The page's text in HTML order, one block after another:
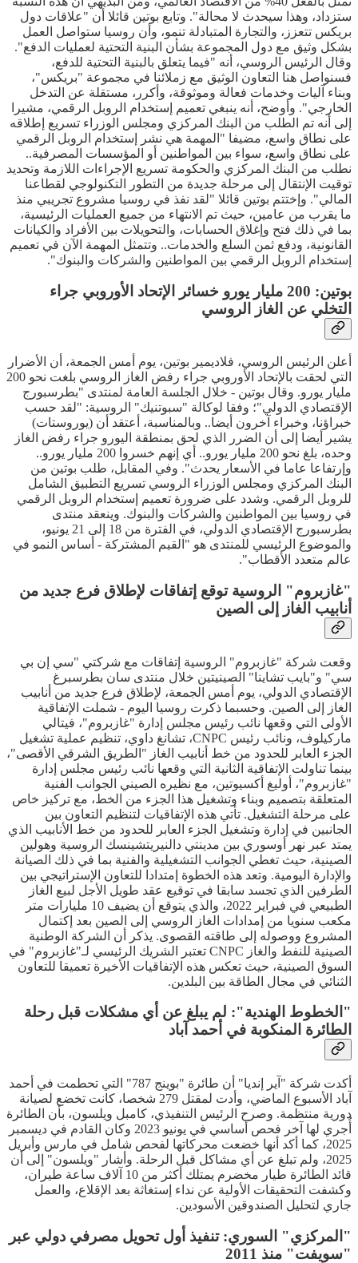
ستزداد، وهذا سيحدث لا محالة". وتابع بوتين قائلا أن "علاقات دول
بريكس تتعزز، والتجارة المتبادلة تنمو، وأن روسيا ستواصل العمل
بشكل وثيق مع دول المجموعة بشأن البنية التحتية لعمليات الدفع".
وقال الرئيس الروسي، أنه "فيما يتعلق بالبنية التحتية للدفع،
فسنواصل هنا التعاون الوثيق مع زملائنا في مجموعة "بريكس"،
وبناء آليات وخدمات فعالة وموثوقة، وأكرر، مستقلة عن التدخل
الخارجي". وأوضح، أنه ينبغي تعميم إستخدام الروبل الرقمي، مشيرا
إلى أنه تم الطلب من البنك المركزي ومجلس الوزراء تسريع إطلاقه
على نطاق واسع، مضيفا "المهمة هي نشر إستخدام الروبل الرقمي
على نطاق واسع، سواء بين المواطنين أو المؤسسات المصرفية..
نطلب من البنك المركزي والحكومة تسريع الإجراءات اللازمة وتحديد
توقيت الإنتقال إلى مرحلة جديدة من التطور التكنولوجي لقطاعنا
المالي". وإختتم بوتين قائلا "لقد نفذ في روسيا مشروع تجريبي منذ
ما يقرب من عامين، حيث تم الانتهاء من جميع العمليات الرئيسية،
بما في ذلك فتح وإغلاق الحسابات، والتحويلات بين الأفراد والكيانات
القانونية، ودفع ثمن السلع والخدمات.. وتتمثل المهمة الآن في تعميم
إستخدام الروبل الرقمي بين المواطنين والشركات والبنوك".
بوتين: 200 مليار يورو خسائر الإتحاد الأوروبي جراء
التخلي عن الغاز الروسي
أعلن الرئيس الروسي، فلاديمير بوتين، يوم أمس الجمعة، أن الأضرار
التي لحقت بالإتحاد الأوروبي جراء رفض الغاز الروسي بلغت نحو 200
مليار يورو. وقال بوتين - خلال الجلسة العامة لمنتدى "بطرسبورج
الإقتصادي الدولي"؛ وفقا لوكالة "سبوتنيك" الروسية: "لقد حسب
خبراؤنا، وخبراء آخرون أيضا.. وبالمناسبة، أعتقد أن (يوروستات)
يشير أيضا إلى أن الضرر الذي لحق بمنطقة اليورو جراء رفض الغاز
وحده، بلغ نحو 200 مليار يورو.. أي إنهم خسروا 200 مليار يورو..
وإرتفاعا عاما في الأسعار يحدث". وفي المقابل، طلب بوتين من
البنك المركزي ومجلس الوزراء الروسي تسريع التطبيق الشامل
للروبل الرقمي. وشدد على ضرورة تعميم إستخدام الروبل الرقمي
في روسيا بين المواطنين والشركات والبنوك. وينعقد منتدى
بطرسبورج الإقتصادي الدولي، في الفترة من 18 إلى 21 يونيو،
والموضوع الرئيسي للمنتدى هو "القيم المشتركة - أساس النمو في
عالم متعدد الأقطاب".
"غازبروم" الروسية توقع إتفاقات لإطلاق فرع جديد من
أنابيب الغاز إلى الصين
وقعت شركة "غازبروم" الروسية إتفاقات مع شركتي "سي إن بي
سي" و"بايب تشاينا" الصينيتين خلال منتدى سان بطرسبرغ
الإقتصادي الدولي، يوم أمس الجمعة، لإطلاق فرع جديد من أنابيب
الغاز إلى الصين. وحسبما ذكرت روسيا اليوم - شملت الإتفاقية
الأولى التي وقعها نائب رئيس مجلس إدارة "غازبروم"، فيتالي
ماركيلوف، ونائب رئيس CNPC، تشانغ داوي، تنظيم عملية تشغيل
الجزء العابر للحدود من خط أنابيب الغاز "الطريق الشرقي الأقصى"،
بينما تناولت الإتفاقية الثانية التي وقعها نائب رئيس مجلس إدارة
"غازبروم"، أوليغ أكسيوتين، مع نظيره الصيني الجوانب الفنية
المتعلقة بتصميم وبناء وتشغيل هذا الجزء من الخط، مع تركيز خاص
على مرحلة التشغيل. تأتي هذه الإتفاقيات لتنظيم التعاون بين
الجانبين في إدارة وتشغيل الجزء العابر للحدود من خط الأنابيب الذي
يمتد عبر نهر أوسوري بين مدينتي دالنيريتشينسك الروسية وهولين
الصينية، حيث تغطي الجوانب التشغيلية والفنية بما في ذلك الصيانة
والإدارة اليومية. وتعد هذه الخطوة إمتدادا للتعاون الإستراتيجي بين
الطرفين الذي تجسد سابقا في توقيع عقد طويل الأجل لبيع الغاز
الطبيعي في فبراير 2022، والذي يتوقع أن يضيف 10 مليارات متر
مكعب سنويا من إمدادات الغاز الروسي إلى الصين بعد إكتمال
المشروع ووصوله إلى طاقته القصوى. يذكر أن الشركة الوطنية
الصينية للنفط والغاز CNPC تعتبر الشريك الرئيسي لـ"غازبروم" في
السوق الصينية، حيث تعكس هذه الإتفاقيات الأخيرة تعميقا للتعاون
الثنائي في مجال الطاقة بين البلدين.
"الخطوط الهندية": لم يبلغ عن أي مشكلات قبل رحلة
الطائرة المنكوبة في أحمد آباد
أكدت شركة "آير إنديا" أن طائرة "بوينج 787" التي تحطمت في أحمد
آباد الأسبوع الماضي، وأدت لمقتل 279 شخصا، كانت تخضع لصيانة
دورية منتظمة. وصرح الرئيس التنفيذي، كامبل ويلسون، بأن الطائرة
أُجري لها آخر فحص أساسي في يونيو 2023 وكان القادم في ديسمبر
2025، كما أكد أنها خضعت محركاتها لفحص شامل في مارس وأبريل
2025، ولم تبلغ عن أي مشاكل قبل الرحلة. وأشار "ويلسون" إلى أن
قائد الطائرة طيار مخضرم يمتلك أكثر من 10 آلاف ساعة طيران،
وكشفت التحقيقات الأولية عن نداء إستغاثة بعد الإقلاع، والعمل
جاري لتحليل الصندوقين الأسودين.
"المركزي" السوري: تنفيذ أول تحويل مصرفي دولي عبر
"سويفت" منذ 2011